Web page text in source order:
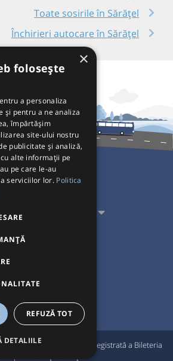
Toate sosirile în Sărățel
Închirieri autocare în Sărățel
Călători
Transportatori
Acceptăm plăți cu
®
este marcă înregistrată a Bileteria
×
folosește
a personaliza
și pentru a ne analiza
împărtășim
site-ului nostru
publicitate și analiză,
alte informații pe
pe care le-au
serviciilor lor. Politica
REFUZĂ TOT
DETALIILE